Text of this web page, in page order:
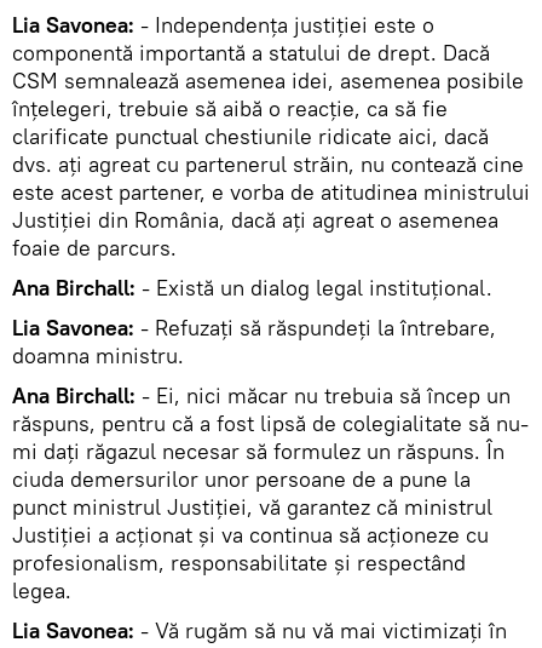
Lia Savonea: - Independenţa justiţiei este o
componentă importantă a statului de drept. Dacă
CSM semnalează asemenea idei, asemenea posibile
înţelegeri, trebuie să aibă o reacţie, ca să fie
clarificate punctual chestiunile ridicate aici, dacă
dvs. aţi agreat cu partenerul străin, nu contează cine
este acest partener, e vorba de atitudinea ministrului
Justiţiei din România, dacă aţi agreat o asemenea
foaie de parcurs.
Ana Birchall: - Există un dialog legal instituţional.
Lia Savonea: - Refuzaţi să răspundeţi la întrebare,
doamna ministru.
Ana Birchall: - Ei, nici măcar nu trebuia să încep un
răspuns, pentru că a fost lipsă de colegialitate să nu-
mi daţi răgazul necesar să formulez un răspuns. În
ciuda demersurilor unor persoane de a pune la
punct ministrul Justiţiei, vă garantez că ministrul
Justiţiei a acţionat şi va continua să acţioneze cu
profesionalism, responsabilitate şi respectând
legea.
Lia Savonea: - Vă rugăm să nu vă mai victimizaţi în